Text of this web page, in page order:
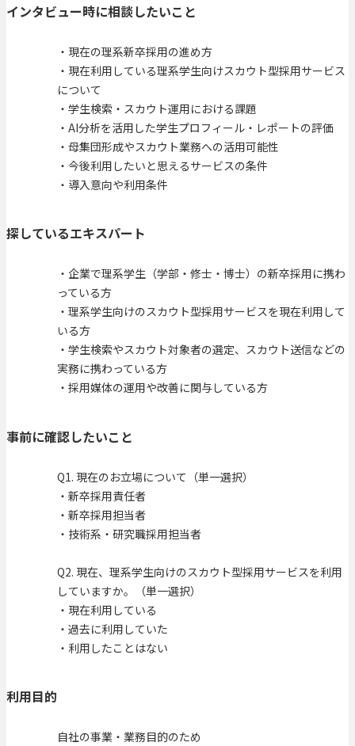
インタビュー時に相談したいこと
・現在の理系新卒採用の進め方
・現在利用している理系学生向けスカウト型採用サービス
について
・学生検索・スカウト運用における課題
・AI分析を活用した学生プロフィール・レポートの評価
・母集団形成やスカウト業務への活用可能性
・今後利用したいと思えるサービスの条件
・導入意向や利用条件
探しているエキスパート
・企業で理系学生（学部・修士・博士）の新卒採用に携わ
っている方
・理系学生向けのスカウト型採用サービスを現在利用して
いる方
・学生検索やスカウト対象者の選定、スカウト送信などの
実務に携わっている方
・採用媒体の運用や改善に関与している方
事前に確認したいこと
Q1. 現在のお立場について（単一選択）
・新卒採用責任者
・新卒採用担当者
・技術系・研究職採用担当者
Q2. 現在、理系学生向けのスカウト型採用サービスを利用
していますか。（単一選択）
・現在利用している
・過去に利用していた
・利用したことはない
利用目的
自社の事業・業務目的のため